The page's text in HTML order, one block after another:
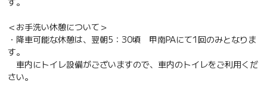
＜お手洗い休憩について＞
・降車可能な休憩は、翌朝5：30頃 甲南PAにて1回のみとなりま
す。
車内にトイレ設備がございますので、車内のトイレをご利用くだ
さい。